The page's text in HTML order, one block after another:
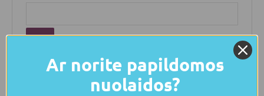
Registreeru
Ar norite papildomos
nuolaidos?